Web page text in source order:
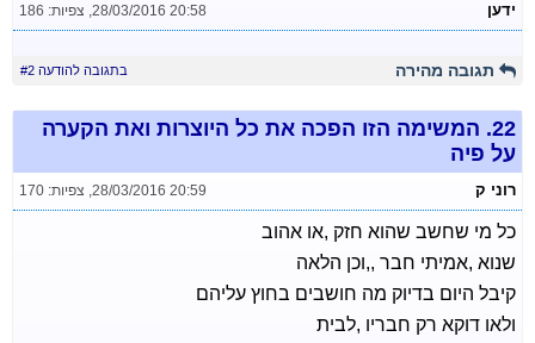
ידען 28/03/2016 20:58
, צפיות: 186
תגובה מהירה בתגובה להודעה #2
22. המשימה הזו הפכה את כל היוצרות ואת הקערה
על פיה
רוני ק 28/03/2016 20:59
, צפיות: 170
כל מי שחשב שהוא חזק ,או אהוב
שנוא ,אמיתי חבר ,,וכן הלאה
קיבל היום בדיוק מה חושבים בחוץ עליהם
ולאו דוקא רק חבריו ,לבית